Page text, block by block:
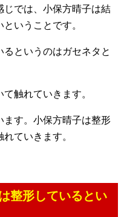
じでは、小保方晴子は結
いうことです。
というのはガセネタと
触れていきます。
ます。小保方晴子は整形
ていきます。
整形しているとい